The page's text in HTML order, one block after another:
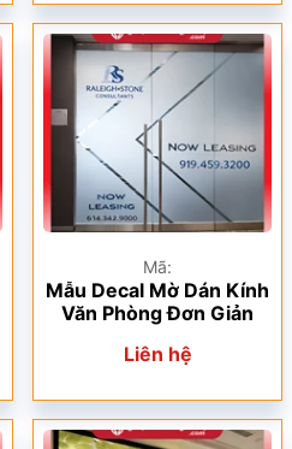
Mã:
Mẫu Decal Mờ Dán Kính
Văn Phòng Đơn Giản
Liên hệ